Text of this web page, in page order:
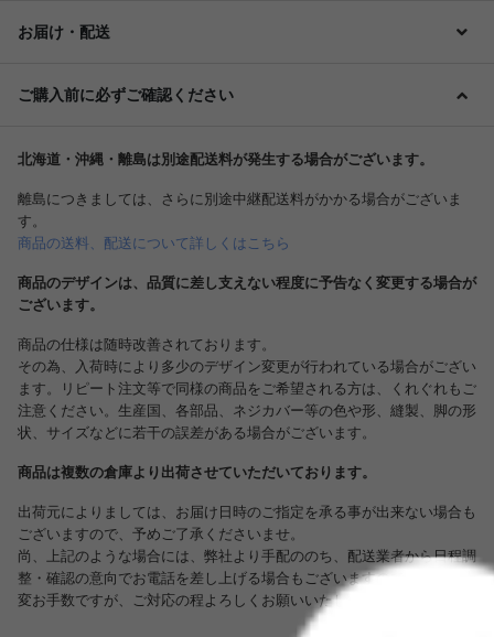
お届け・配送
ご購入前に必ずご確認ください
北海道・沖縄・離島は別途配送料が発生する場合がございます。
離島につきましては、さらに別途中継配送料がかかる場合がございま
す。
商品の送料、配送について詳しくはこちら
商品のデザインは、品質に差し支えない程度に予告なく変更する場合が
ございます。
商品の仕様は随時改善されております。
その為、入荷時により多少のデザイン変更が行われている場合がござい
ます。リピート注文等で同様の商品をご希望される方は、くれぐれもご
注意ください。生産国、各部品、ネジカバー等の色や形、縫製、脚の形
状、サイズなどに若干の誤差がある場合がございます。
商品は複数の倉庫より出荷させていただいております。
出荷元によりましては、お届け日時のご指定を承る事が出来ない場合も
ございますので、予めご了承くださいませ。
尚、上記のような場合には、弊社より手配ののち、配送業者から日程調
整・確認の意向でお電話を差し上げる場合もございますのでその際は大
変お手数ですが、ご対応の程よろしくお願いいたします。